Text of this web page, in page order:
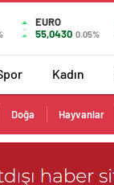
EURO
55,0430 0.05%
Kadın
Doğa Hayvanlar